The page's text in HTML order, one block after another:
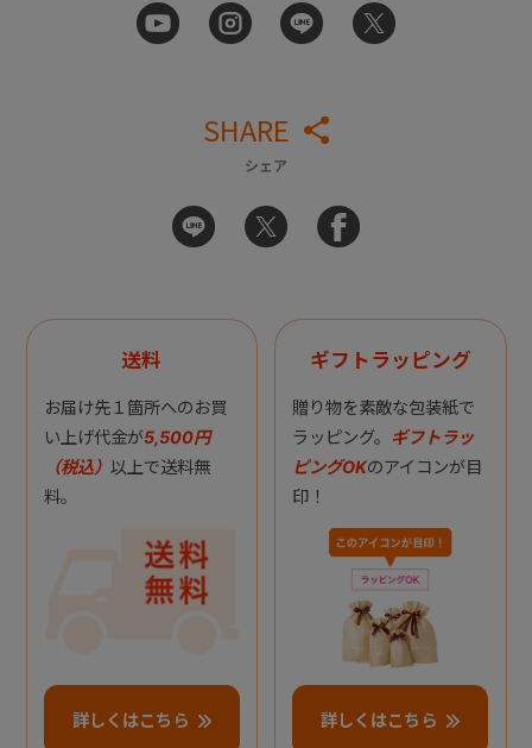
SHARE
シェア
送料
お届け先１箇所へのお買
い上げ代金が5,500円
（税込） 以上で送料無
料。
詳しくはこちら
ギフトラッピング
贈り物を素敵な包装紙で
ラッピング。 ギフトラッ
ピングOKのアイコンが目
印！
詳しくはこちら